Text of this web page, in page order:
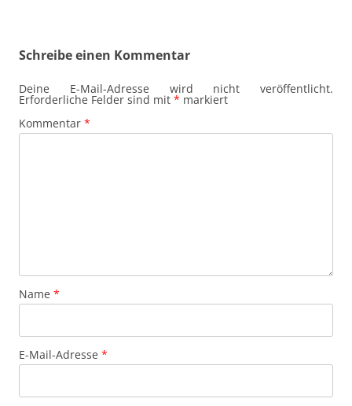
Schreibe einen Kommentar
Deine E-Mail-Adresse wird nicht veröffentlicht.
Erforderliche Felder sind mit * markiert
Kommentar *
Name *
E-Mail-Adresse *